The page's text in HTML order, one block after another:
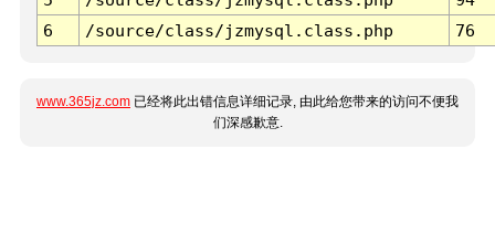
6
/source/class/jzmysql.class.php 76
www.365jz.com 已经将此出错信息详细记录, 由此给您带来的访问不便我
们深感歉意.